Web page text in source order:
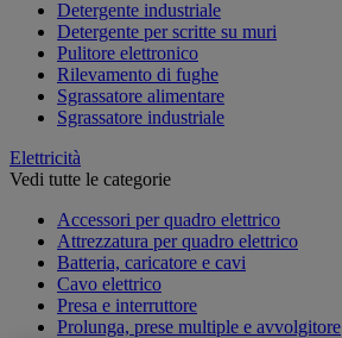
Detergente industriale
Detergente per scritte su muri
Pulitore elettronico
Rilevamento di fughe
Sgrassatore alimentare
Sgrassatore industriale
Elettricità
Vedi tutte le categorie
Accessori per quadro elettrico
Attrezzatura per quadro elettrico
Batteria, caricatore e cavi
Cavo elettrico
Presa e interruttore
Prolunga, prese multiple e avvolgitore